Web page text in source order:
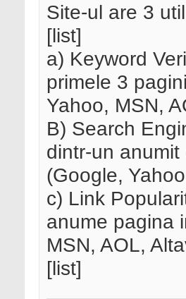
Site-ul are 3
[list]
a) Keyword
primele 3
Yahoo, MSN,
B) Search
dintr-un
(Google,
c) Link
anume pagina
MSN, AOL,
[list]